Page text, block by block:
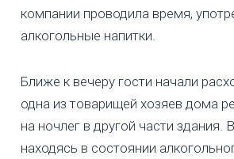
компании проводила время,
алкогольные напитки.
Ближе к вечеру гости начали
одна из товарищей хозяев дома
на ночлег в другой части здания.
находясь в состоянии